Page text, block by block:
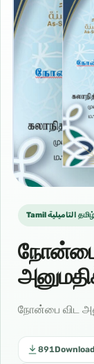
Tamil التاميلية தமிழ்
நோன்பை விட
891